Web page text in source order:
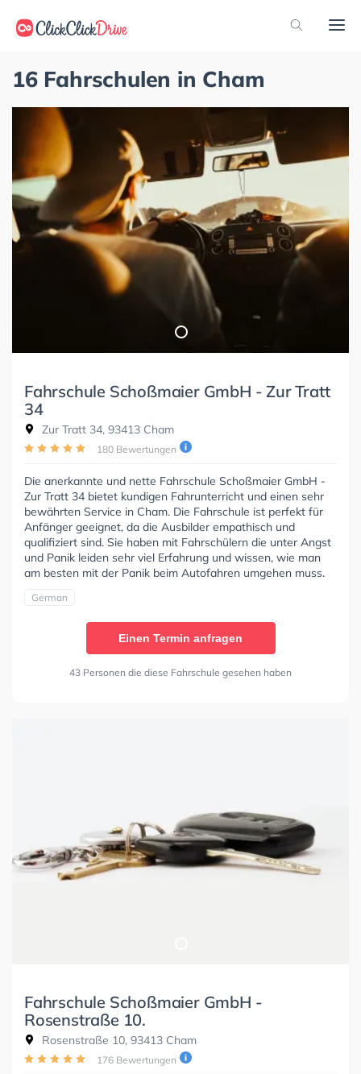
16 Fahrschulen in Cham
Fahrschule Schoßmaier GmbH - Zur Tratt
34
Zur Tratt 34, 93413 Cham
180 Bewertungen
Die anerkannte und nette Fahrschule Schoßmaier GmbH -
Zur Tratt 34 bietet kundigen Fahrunterricht und einen sehr
bewährten Service in Cham. Die Fahrschule ist perfekt für
Anfänger geeignet, da die Ausbilder empathisch und
qualifiziert sind. Sie haben mit Fahrschülern die unter Angst
und Panik leiden sehr viel Erfahrung und wissen, wie man
am besten mit der Panik beim Autofahren umgehen muss.
German
Einen Termin anfragen
43 Personen die diese Fahrschule gesehen haben
Fahrschule Schoßmaier GmbH -
Rosenstraße 10.
Rosenstraße 10, 93413 Cham
176 Bewertungen